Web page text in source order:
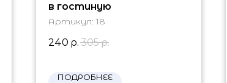
в гостиную
Артикул: 18
240 р. 305 р.
ПОДРОБНЕЕ